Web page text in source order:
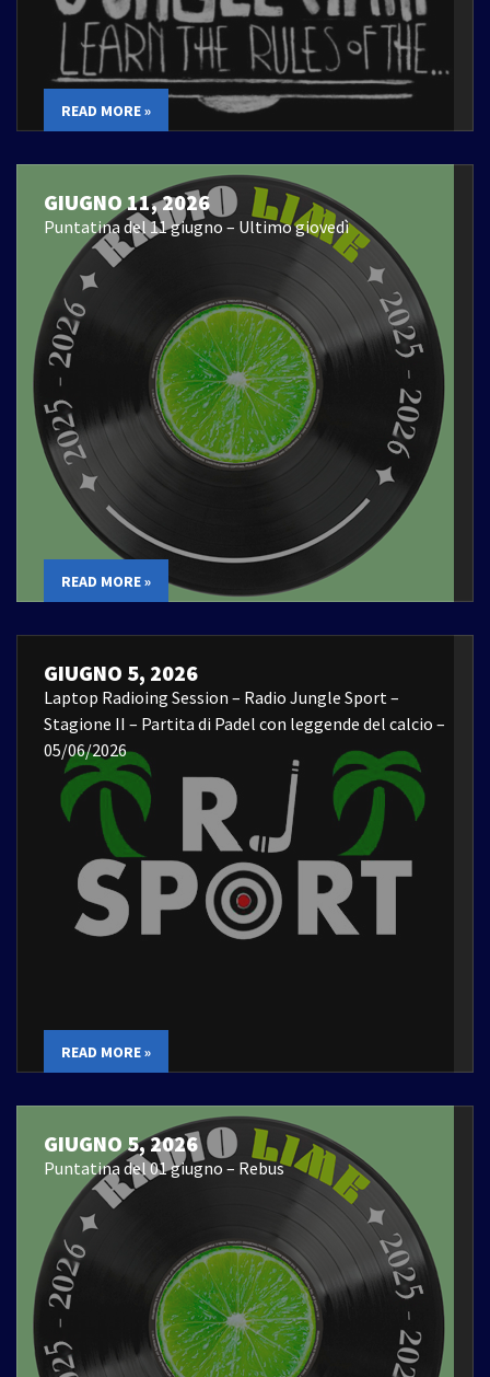
READ MORE »
GIUGNO 11, 2026
Puntatina del 11 giugno – Ultimo giovedì
READ MORE »
GIUGNO 5, 2026
Laptop Radioing Session – Radio Jungle Sport –
Stagione II – Partita di Padel con leggende del calcio –
05/06/2026
READ MORE »
GIUGNO 5, 2026
Puntatina del 01 giugno – Rebus